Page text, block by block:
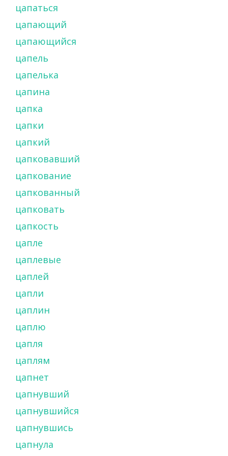
цапаться
цапающий
цапающийся
цапель
цапелька
цапина
цапка
цапки
цапкий
цапковавший
цапкование
цапкованный
цапковать
цапкость
цапле
цаплевые
цаплей
цапли
цаплин
цаплю
цапля
цаплям
цапнет
цапнувший
цапнувшийся
цапнувшись
цапнула